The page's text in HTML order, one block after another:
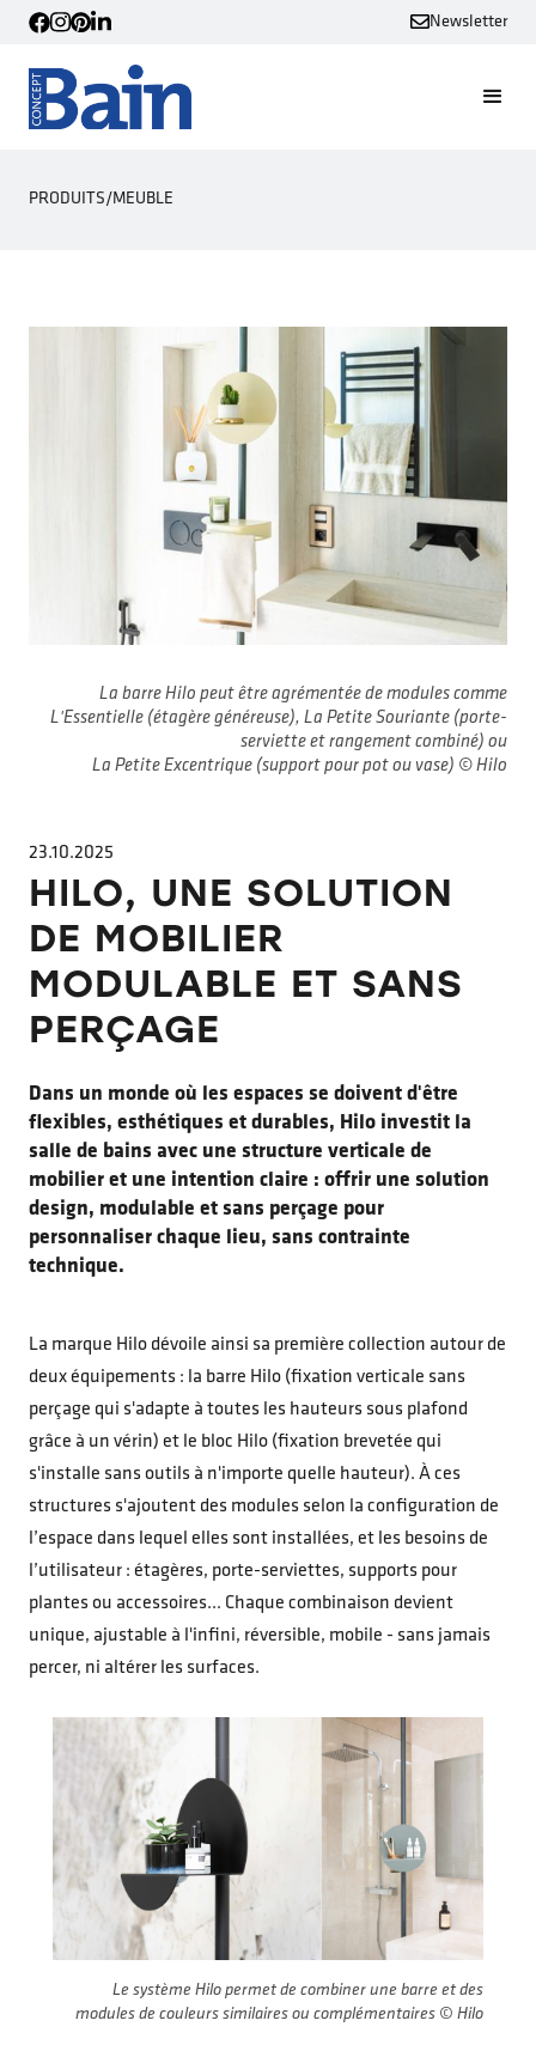
Newsletter
PRODUITS/MEUBLE
La barre Hilo peut être agrémentée de modules comme
L'Essentielle (étagère généreuse), La Petite Souriante (porte-
serviette et rangement combiné) ou
La Petite Excentrique (support pour pot ou vase) © Hilo
23.10.2025
HILO, UNE SOLUTION
DE MOBILIER
MODULABLE ET SANS
PERÇAGE
Dans un monde où les espaces se doivent d'être
flexibles, esthétiques et durables, Hilo investit la
salle de bains avec une structure verticale de
mobilier et une intention claire : offrir une solution
design, modulable et sans perçage pour
personnaliser chaque lieu, sans contrainte
technique.
La marque Hilo dévoile ainsi sa première collection autour de
deux équipements : la barre Hilo (fixation verticale sans
perçage qui s'adapte à toutes les hauteurs sous plafond
grâce à un vérin) et le bloc Hilo (fixation brevetée qui
s'installe sans outils à n'importe quelle hauteur). À ces
structures s'ajoutent des modules selon la configuration de
l’espace dans lequel elles sont installées, et les besoins de
l’utilisateur : étagères, porte-serviettes, supports pour
plantes ou accessoires... Chaque combinaison devient
unique, ajustable à l'infini, réversible, mobile - sans jamais
percer, ni altérer les surfaces.
Le système Hilo permet de combiner une barre et des
modules de couleurs similaires ou complémentaires © Hilo